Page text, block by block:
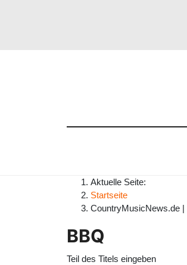
Aktuelle Seite:
Startseite
CountryMusicNews.de
BBQ
Teil des Titels eingeben